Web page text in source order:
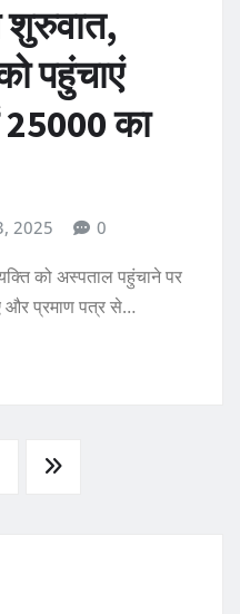
शुरुवात,
पहुंचाएं
का
2025 0
को अस्पताल पहुंचाने पर
और प्रमाण पत्र से…